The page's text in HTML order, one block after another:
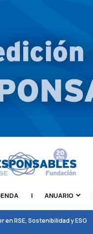
| ANUARIO
RSE, Sostenibilidad y ESG